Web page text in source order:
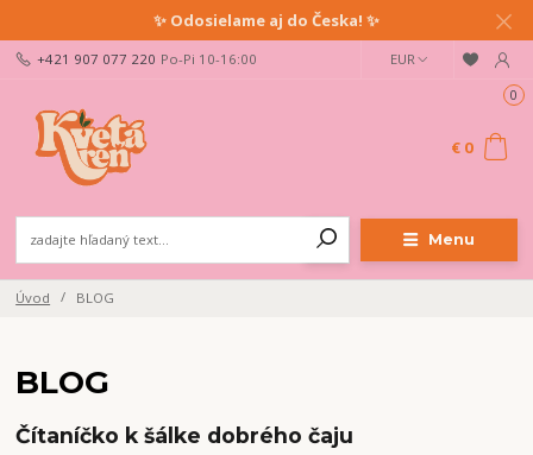
✨ Odosielame aj do Česka! ✨
Menu
EUR
+421 907 077 220 Po-Pi 10-16:00
0
€ 0
Úvod BLOG
BLOG
Čítaníčko k šálke dobrého čaju